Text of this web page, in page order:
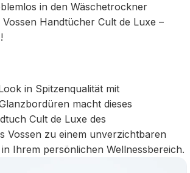
in den Wäschetrockner
Handtücher Cult de Luxe –
in Spitzenqualität mit
macht dieses
Cult de Luxe des
Vossen zu einem unverzichtbaren
Ihrem persönlichen Wellnessbereich.